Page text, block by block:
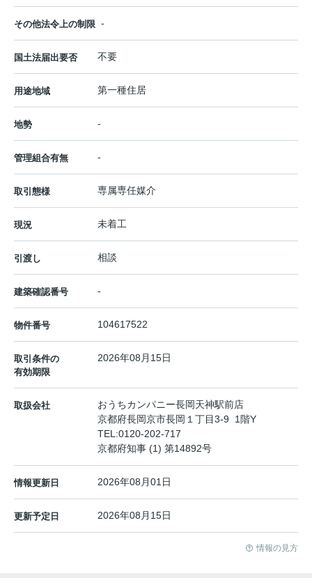
その他法令上の制限 -
国土法届出要否 不要
用途地域 第一種住居
地勢 -
管理組合有無 -
取引態様 専属専任媒介
現況 未着工
引渡し 相談
建築確認番号 -
物件番号 104617522
取引条件の
有効期限
2026年08月15日
取扱会社
おうちカンパニー長岡天神駅前店
京都府長岡京市長岡１丁目3-9 1階Y
TEL:0120-202-717
京都府知事 (1) 第14892号
情報更新日 2026年08月01日
更新予定日 2026年08月15日
情報の見方